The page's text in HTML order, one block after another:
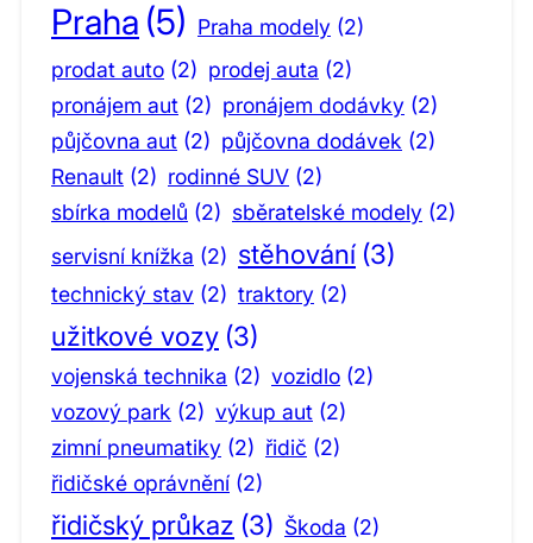
Praha (5) Praha modely (2)
prodat auto (2) prodej auta (2)
pronájem aut (2) pronájem dodávky (2)
půjčovna aut (2) půjčovna dodávek (2)
Renault (2) rodinné SUV (2)
sbírka modelů (2) sběratelské modely (2)
servisní knížka (2) stěhování (3)
technický stav (2) traktory (2)
užitkové vozy (3)
vojenská technika (2) vozidlo (2)
vozový park (2) výkup aut (2)
zimní pneumatiky (2) řidič (2)
řidičské oprávnění (2)
řidičský průkaz (3) Škoda (2)